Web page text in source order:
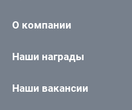
О компании
Наши награды
Наши вакансии